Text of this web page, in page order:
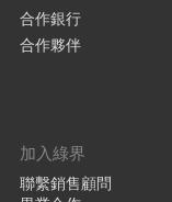
合作銀行
合作夥伴
加入綠界
聯繫銷售顧問